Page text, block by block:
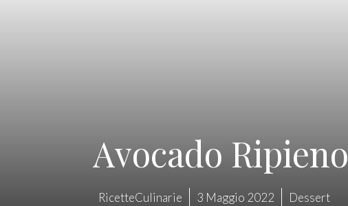
Avocado Ripieno
RicetteCulinarie 3 Maggio 2022 Dessert